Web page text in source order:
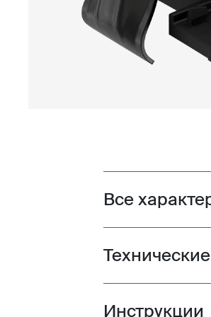
Все
Toggle
Инструкции